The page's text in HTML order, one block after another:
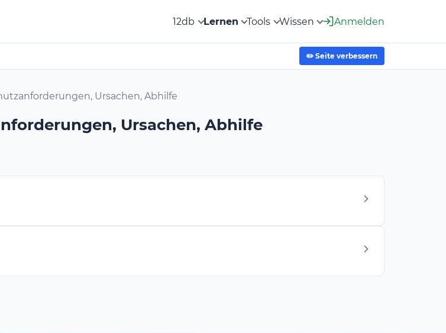
12db Lernen Tools Wissen Anmelden
✏️ Seite verbessern
Ursachen, Abhilfe
Ursachen, Abhilfe